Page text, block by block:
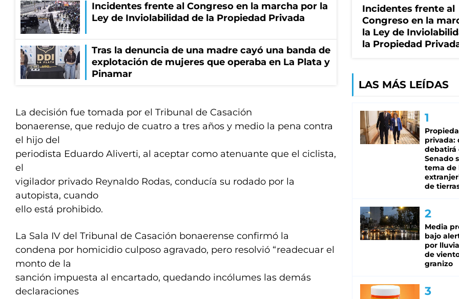
Incidentes frente al Congreso en la marcha por la
Ley de Inviolabilidad de la Propiedad Privada
Tras la denuncia de una madre cayó una banda de
explotación de mujeres que operaba en La Plata y
Pinamar
La decisión fue tomada por el Tribunal de Casación
bonaerense, que redujo de cuatro a tres años y medio la pena contra
el hijo del
periodista Eduardo Aliverti, al aceptar como atenuante que el ciclista,
el
vigilador privado Reynaldo Rodas, conducía su rodado por la
autopista, cuando
ello está prohibido.
La Sala IV del Tribunal de Casación bonaerense confirmó la
condena por homicidio culposo agravado, pero resolvió “readecuar el
monto de la
sanción impuesta al encartado, quedando incólumes las demás
declaraciones
Incidentes frente al
Congreso en la
la Ley de
la Propiedad
LAS MÁS LEÍDAS
privada:
debatirá
Senado
tema de
de
Media
bajo
por
de
granizo